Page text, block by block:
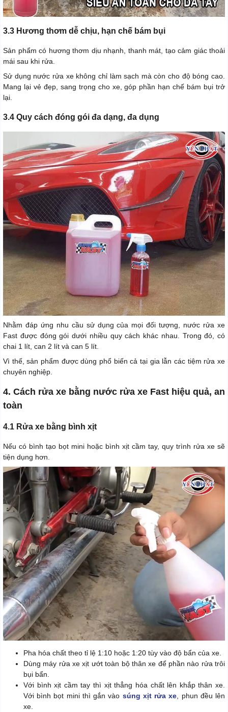
3.3 Hương thơm dễ chịu, hạn chế bám bụi
Sản phẩm có hương thơm dịu nhạnh, thanh mát, tạo cảm giác thoải
mái sau khi rửa.
Sử dụng nước rửa xe không chỉ làm sạch mà còn cho độ bóng cao.
Mang lại vẻ đẹp, sang trọng cho xe, góp phần hạn chế bám bụi trở
lại.
3.4 Quy cách đóng gói đa dạng, đa dụng
Nhằm đáp ứng nhu cầu sử dụng của mọi đối tượng, nước rửa xe
Fast được đóng gói dưới nhiều quy cách khác nhau. Trong đó, có
chai 1 lít, can 2 lít và can 5 lít.
Vì thế, sản phẩm được dùng phổ biến cả tại gia lẫn các tiệm rửa xe
chuyên nghiệp.
4. Cách rửa xe bằng nước rửa xe Fast hiệu quả, an
toàn
4.1 Rửa xe bằng bình xịt
Nếu có bình tạo bọt mini hoặc bình xịt cầm tay, quy trình rửa xe sẽ
tiện dụng hơn.
Pha hóa chất theo tỉ lệ 1:10 hoặc 1:20 tùy vào độ bẩn của xe.
Dùng máy rửa xe xịt ướt toàn bộ thân xe để phần nào rửa trôi
bụi bẩn.
Với bình xịt cầm tay thì xịt thẳng hóa chất lên khắp thân xe.
Với bình bọt mini thì gắn vào súng xịt rửa xe , phun đều lên
xe.